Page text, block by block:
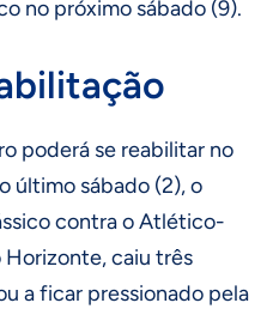
no próximo sábado (9).
poderá se reabilitar no
último sábado (2), o
contra o Atlético-
Horizonte, caiu três
a ficar pressionado pela